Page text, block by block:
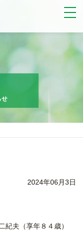
せ
2024年06月3日
紀夫（享年８４歳）